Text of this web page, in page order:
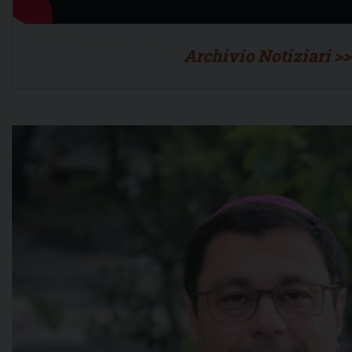
Archivio Notiziari >>